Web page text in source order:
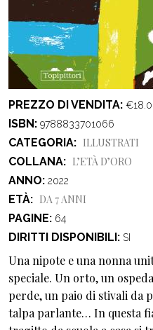
PREZZO DI VENDITA
ISBN 9788833701066
CATEGORIA
ILLUSTRATI
COLLANA
L’ETÀ D’ORO
ANNO 2022
ETÀ
DA 7 ANNI
PAGINE
64
DIRITTI DISPONIBILI SI
Una nipote e una nonna
speciale. Un orto, un
perde, un paio di stivali da
talpa parlante… In questa